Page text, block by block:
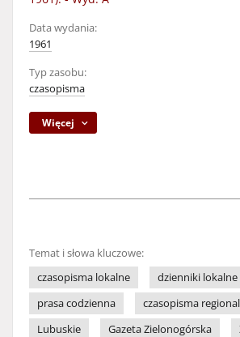
Data wydania:
1961
Typ zasobu:
czasopisma
Więcej
Temat i słowa kluczowe:
czasopisma lokalne
dzienniki lokalne
prasa codzienna
czasopisma
Lubuskie
Gazeta Zielonogórska